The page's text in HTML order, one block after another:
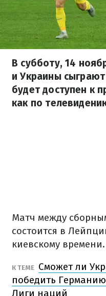
В субботу, 14
и Украины
будет доступен к
как по
Матч между
состоится в
киевскому времени.
К ТЕМЕ Сможет ли
победить
Лиги наций